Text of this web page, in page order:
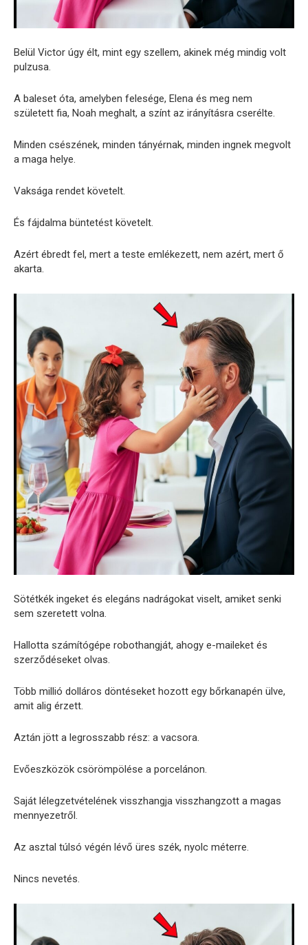
Belül Victor úgy élt, mint egy szellem, akinek még mindig volt
pulzusa.
A baleset óta, amelyben felesége, Elena és meg nem
született fia, Noah meghalt, a színt az irányításra cserélte.
Minden csészének, minden tányérnak, minden ingnek megvolt
a maga helye.
Vaksága rendet követelt.
És fájdalma büntetést követelt.
Azért ébredt fel, mert a teste emlékezett, nem azért, mert ő
akarta.
Sötétkék ingeket és elegáns nadrágokat viselt, amiket senki
sem szeretett volna.
Hallotta számítógépe robothangját, ahogy e-maileket és
szerződéseket olvas.
Több millió dolláros döntéseket hozott egy bőrkanapén ülve,
amit alig érzett.
Aztán jött a legrosszabb rész: a vacsora.
Evőeszközök csörömpölése a porcelánon.
Saját lélegzetvételének visszhangja visszhangzott a magas
mennyezetről.
Az asztal túlsó végén lévő üres szék, nyolc méterre.
Nincs nevetés.